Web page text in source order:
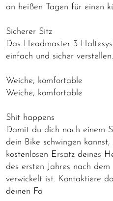
an heißen Tagen für einen
Sicherer Sitz
Das Headmaster 3
einfach und sicher verstellen.
Weiche, komfortable
Weiche, komfortable
Shit happens
Damit du dich nach einem
dein Bike schwingen
kostenlosen Ersatz deines
des ersten Jahres nach
verwickelt ist. Kontaktiere
deinen Fa